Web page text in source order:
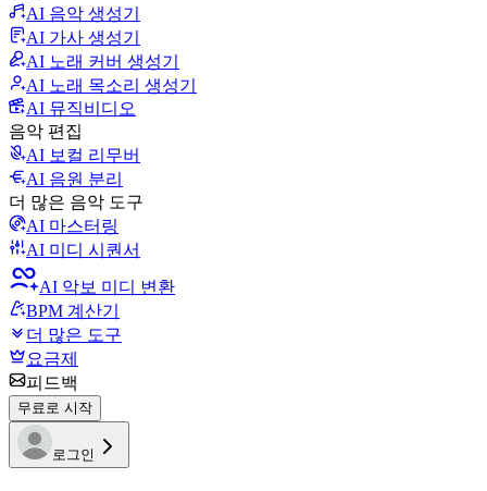
AI 음악 생성기
AI 가사 생성기
AI 노래 커버 생성기
AI 노래 목소리 생성기
AI 뮤직비디오
음악 편집
AI 보컬 리무버
AI 음원 분리
더 많은 음악 도구
AI 마스터링
AI 미디 시퀀서
AI 악보 미디 변환
BPM 계산기
더 많은 도구
요금제
피드백
무료로 시작
로그인